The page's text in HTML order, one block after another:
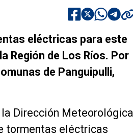
eléctricas para este
Región de Los Ríos. Por
de Panguipulli,
Dirección Meteorológica
tormentas eléctricas